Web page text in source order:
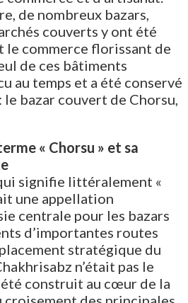
de nombreux bazars,
couverts y ont été
commerce florissant de
de ces bâtiments
au temps et a été conservé
le bazar couvert de Chorsu,
« Chorsu » et sa
signifie littéralement «
une appellation
centrale pour les bazars
d’importantes routes
stratégique du
n’était pas le
construit au cœur de la